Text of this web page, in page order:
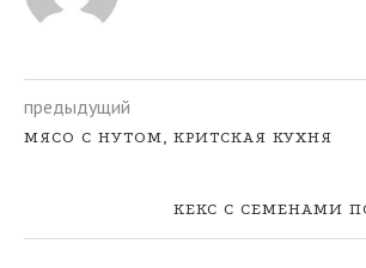
предыдущий
МЯСО С НУТОМ, КРИТСКАЯ КУХНЯ
КЕКС С СЕМЕНАМИ